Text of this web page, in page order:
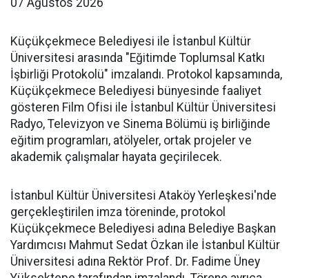
07 Ağustos 2026
Küçükçekmece Belediyesi ile İstanbul Kültür
Üniversitesi arasında "Eğitimde Toplumsal Katkı
İşbirliği Protokolü" imzalandı. Protokol kapsamında,
Küçükçekmece Belediyesi bünyesinde faaliyet
gösteren Film Ofisi ile İstanbul Kültür Üniversitesi
Radyo, Televizyon ve Sinema Bölümü iş birliğinde
eğitim programları, atölyeler, ortak projeler ve
akademik çalışmalar hayata geçirilecek.
İstanbul Kültür Üniversitesi Ataköy Yerleşkesi'nde
gerçekleştirilen imza töreninde, protokol
Küçükçekmece Belediyesi adına Belediye Başkan
Yardımcısı Mahmut Sedat Özkan ile İstanbul Kültür
Üniversitesi adına Rektör Prof. Dr. Fadime Üney